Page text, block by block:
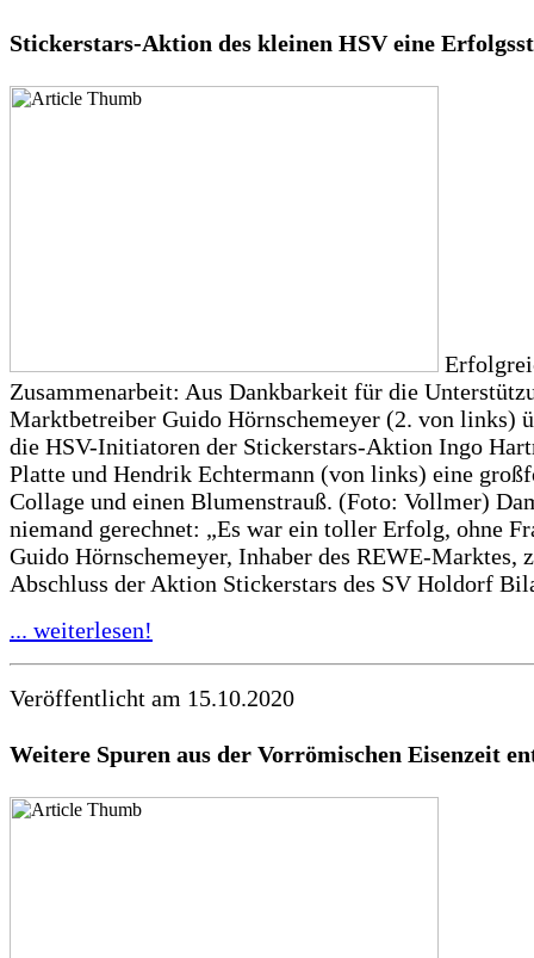
Stickerstars-Aktion des kleinen HSV eine
Zusammenarbeit: Aus Dankbarkeit für die
Marktbetreiber Guido Hörnschemeyer (2. von links)
die HSV-Initiatoren der Stickerstars-Aktion Ingo
Platte und Hendrik Echtermann (von links) eine
Collage und einen Blumenstrauß. (Foto: Vollmer)
niemand gerechnet: „Es war ein toller Erfolg, ohne
Guido Hörnschemeyer, Inhaber des REWE-Marktes,
Abschluss der Aktion Stickerstars des SV Holdorf
... weiterlesen!
Veröffentlicht am 15.10.2020
Weitere Spuren aus der Vorrömischen Eisenzeit